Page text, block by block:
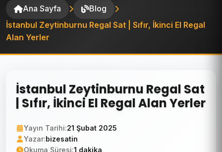
Ana Sayfa
Blog
İstanbul Zeytinburnu Regal Sat | Sıfır, İkinci El Regal
Alan Yerler
İstanbul Zeytinburnu Regal Sat
| Sıfır, İkinci El Regal Alan Yerler
Yayın Tarihi:21 Şubat 2025
Yazar:bizesatin
Okuma Süresi:1 dakika